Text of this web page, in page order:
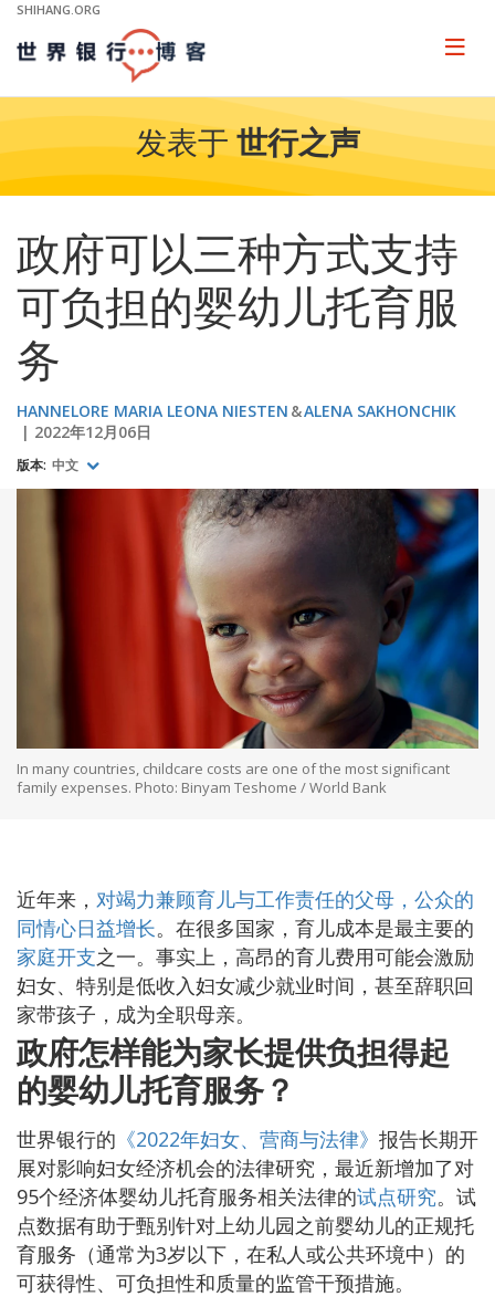
Skip
Main
Navigation
SHIHANG.ORG
Page
发表于 世行之声
政府可以三种方式支持
可负担的婴幼儿托育服
务
HANNELORE MARIA LEONA NIESTEN
ALENA SAKHONCHIK
2022年12月06日
版本: 中文
In many countries, childcare costs are one of the most significant
family expenses. Photo: Binyam Teshome / World Bank
近年来， 对竭力兼顾育儿与工作责任的父母，公众的
同情心日益增长。在很多国家，育儿成本是最主要的
家庭开支之一。事实上，高昂的育儿费用可能会激励
妇女、特别是低收入妇女减少就业时间，甚至辞职回
家带孩子，成为全职母亲。
政府怎样能为家长提供负担得起
的婴幼儿托育服务？
世界银行的 《2022年妇女、营商与法律》 报告长期开
展对影响妇女经济机会的法律研究，最近新增加了对
95个经济体婴幼儿托育服务相关法律的试点研究。试
点数据有助于甄别针对上幼儿园之前婴幼儿的正规托
育服务（通常为3岁以下，在私人或公共环境中）的
可获得性、可负担性和质量的监管干预措施。